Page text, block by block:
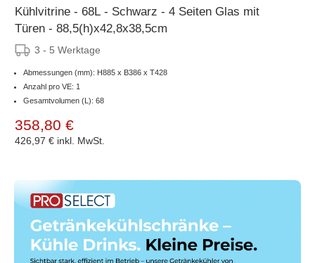
Kühlvitrine - 68L - Schwarz - 4 Seiten Glas mit
Türen - 88,5(h)x42,8x38,5cm
3 - 5 Werktage
Abmessungen (mm): H885 x B386 x T428
Anzahl pro VE: 1
Gesamtvolumen (L): 68
358,80 €
426,97 € inkl. MwSt.